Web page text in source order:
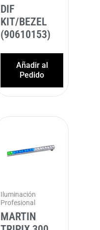
DIF
KIT/BEZEL
(90610153)
Añadir al
Pedido
Iluminación
Profesional
MARTIN